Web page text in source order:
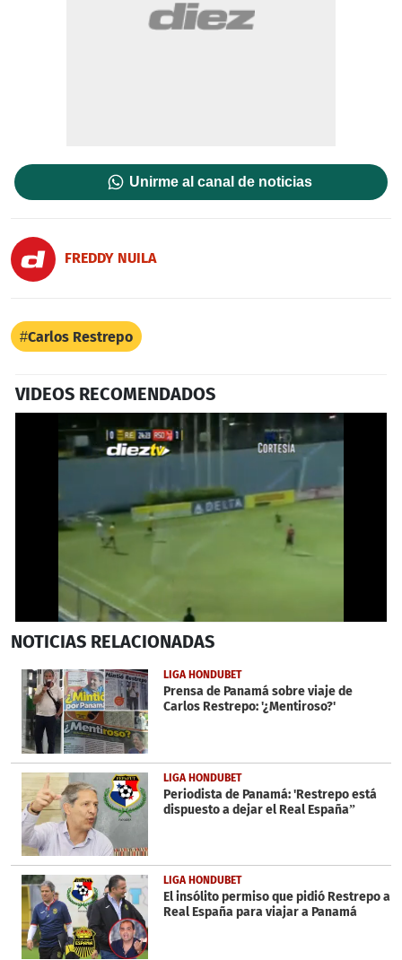
Unirme al canal de noticias
FREDDY NUILA
Carlos Restrepo
VIDEOS RECOMENDADOS
seconds
1
minute,
33
seconds
NOTICIAS RELACIONADAS
LIGA HONDUBET
Prensa de Panamá sobre viaje de
Carlos Restrepo: '¿Mentiroso?'
LIGA HONDUBET
Periodista de Panamá: 'Restrepo está
dispuesto a dejar el Real España”
LIGA HONDUBET
El insólito permiso que pidió Restrepo a
Real España para viajar a Panamá